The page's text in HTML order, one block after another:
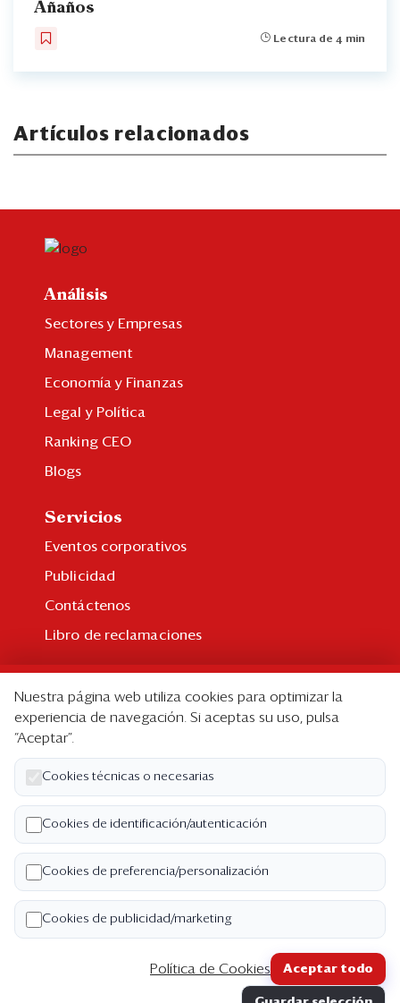
Añaños
Lectura de 4 min
Artículos relacionados
Análisis
Sectores y Empresas
Management
Economía y Finanzas
Legal y Política
Ranking CEO
Blogs
Servicios
Eventos corporativos
Publicidad
Contáctenos
Libro de reclamaciones
Suscripción individual
Paquetes corporativos
Edición Impresa
Nosotros
Quiénes somos
Código de ética
Términos y Condiciones
Copyright ©2026 Semana Económica. Todos los
Nuestra página web utiliza cookies para optimizar la
experiencia de navegación. Si aceptas su uso, pulsa
“Aceptar”.
Cookies técnicas o necesarias
Cookies de identificación/autenticación
Cookies de preferencia/personalización
Cookies de publicidad/marketing
Política de Cookies Aceptar todo